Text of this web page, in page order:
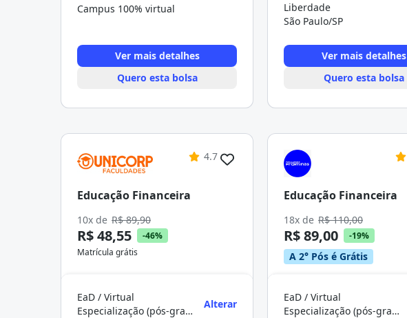
Campus 100% virtual
Ver mais detalhes
Quero esta bolsa
Liberdade
São Paulo/SP
Ver mais detalhes
Quero esta bolsa
4.7
Educação Financeira
10x de R$ 89,90
R$ 48,55
-46%
Matrícula grátis
EaD / Virtual
Especialização (pós-graduação)
Alterar
Educação Financeira
18x de R$ 110,00
R$ 89,00 -19%
A 2° Pós é Grátis
EaD / Virtual
Especialização (pós-graduação)